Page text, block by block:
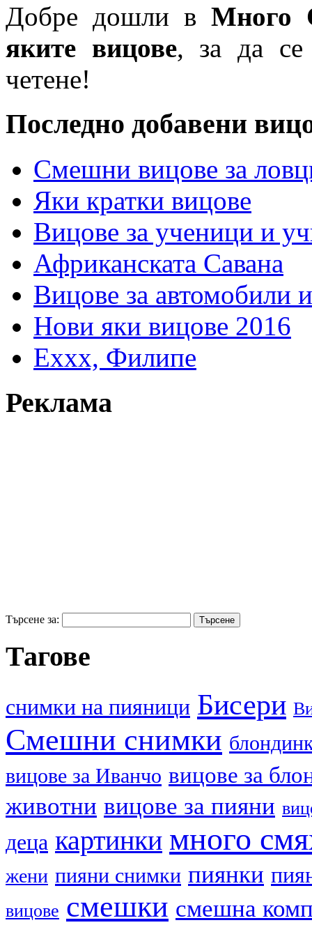
Добре дошли в Много
яките вицове, за да се
четене!
Последно добавени
Смешни вицове за
Яки кратки вицове
Вицове за ученици и
Африканската Савана
Вицове за автомобили
Нови яки вицове 2016
Еххх, Филипе
Реклама
Търсене за:
Тагове
cнимки на пияници Бисери
Смешни снимки
вицове за Иванчо вицове за
животни вицове за пияни
деца картинки много
жени пияни снимки пиянки
вицове смешки смешна